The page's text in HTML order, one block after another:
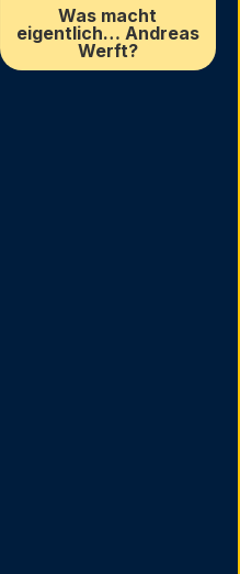
Was macht
eigentlich… Andreas
Werft?